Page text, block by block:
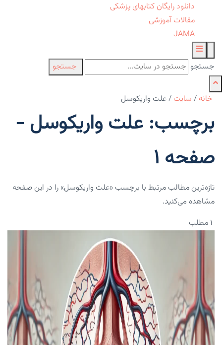
دانلود رایگان کتابهای پزشکی
مقالات آموزشی
JAMA
جستجو جستجو
خانه / سایت /علت واریکوسل
برچسب: علت واریکوسل -
صفحه 1
تازه‌ترین مطالب مرتبط با برچسب «علت واریکوسل» را در این صفحه
مشاهده می‌کنید.
۱ مطلب